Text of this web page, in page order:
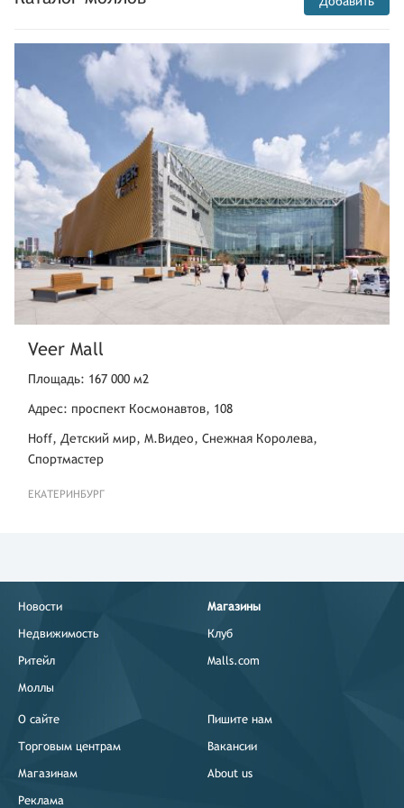
дер.,Новорижское ш.,26 км
Санкт-Петербург
Мурманское шоссе,12-й
километр,ТЦ МЕГА Дыбенко
Санкт-Петербург
Лиговский проспект, д. 30А.
Галерея
Санкт-Петербург
Лиговский проспект,30,ТЦ
Галерея,эт. 1
Санкт-Петербург
Лиговский проспект,30,ТЦ
Галерея,эт. 1
просп. Энгельса,154
Санкт-Петербург
проспект
Авиаконструкторов,27к1
Республика Марий Эл
город Йошкар-Ола,улица
Комсомольская,118,МЦ
Интерьер Центр,эт. 2
ул. Цюрупы,42
Республика Башкортостан
город Уфа,улица
ул. Революционная,221
Республика Башкортостан
город Уфа,Комсомольская
улица,16/1
Veer Mall
Площадь: 167 000 м2
Адрес: проспект Космонавтов, 108
Hoff, Детский мир, М.Видео, Снежная Королева,
Спортмастер
ЕКАТЕРИНБУРГ
Новости
Недвижимость
Ритейл
Моллы
Магазины
Клуб
Malls.com
О сайте
Торговым центрам
Магазинам
Реклама
Пишите нам
Вакансии
About us